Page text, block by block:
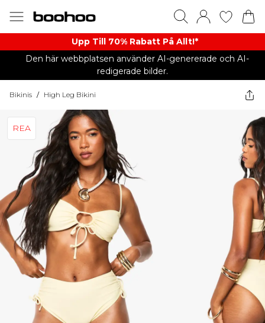
Upp Till 70% Rabatt På Allt!*
Den här webbplatsen använder AI-genererade och AI-
redigerade bilder.
Bikinis / High Leg Bikini
REA